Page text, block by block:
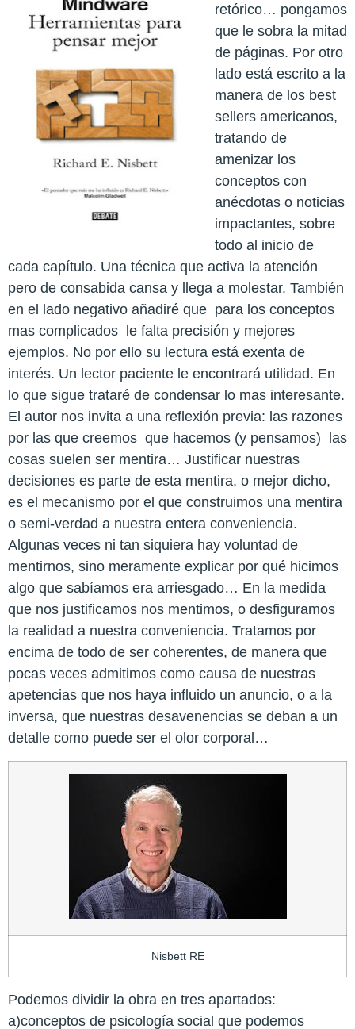
retórico… pongamos
que le sobra la mitad
de páginas. Por otro
lado está escrito a la
manera de los best
sellers americanos,
tratando de
amenizar los
conceptos con
anécdotas o noticias
impactantes, sobre
todo al inicio de
cada capítulo. Una técnica que activa la atención
pero de consabida cansa y llega a molestar. También
en el lado negativo añadiré que para los conceptos
mas complicados le falta precisión y mejores
ejemplos. No por ello su lectura está exenta de
interés. Un lector paciente le encontrará utilidad. En
lo que sigue trataré de condensar lo mas interesante.
El autor nos invita a una reflexión previa: las razones
por las que creemos que hacemos (y pensamos) las
cosas suelen ser mentira… Justificar nuestras
decisiones es parte de esta mentira, o mejor dicho,
es el mecanismo por el que construimos una mentira
o semi-verdad a nuestra entera conveniencia.
Algunas veces ni tan siquiera hay voluntad de
mentirnos, sino meramente explicar por qué hicimos
algo que sabíamos era arriesgado… En la medida
que nos justificamos nos mentimos, o desfiguramos
la realidad a nuestra conveniencia. Tratamos por
encima de todo de ser coherentes, de manera que
pocas veces admitimos como causa de nuestras
apetencias que nos haya influido un anuncio, o a la
inversa, que nuestras desavenencias se deban a un
detalle como puede ser el olor corporal…
Nisbett RE
Podemos dividir la obra en tres apartados:
a)conceptos de psicología social que podemos